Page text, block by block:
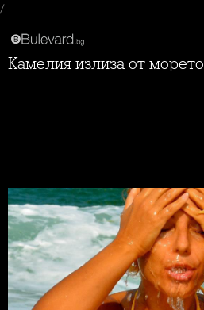
/
Камелия излиза от морето